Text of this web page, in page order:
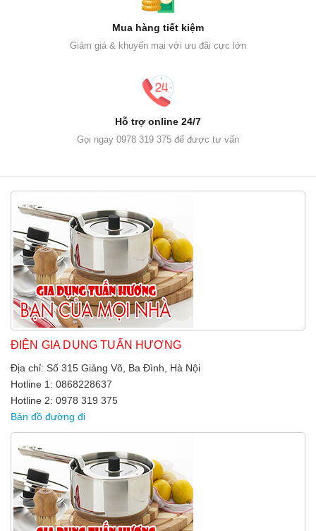
Mua hàng tiết kiệm
Giảm giá & khuyến mại với ưu đãi cực lớn
Hỗ trợ online 24/7
Gọi ngay 0978 319 375 để được tư vấn
ĐIỆN GIA DỤNG TUẤN HƯƠNG
Địa chỉ: Số 315 Giảng Võ, Ba Đình, Hà Nội
Hotline 1: 0868228637
Hotline 2: 0978 319 375
Bản đồ đường đi